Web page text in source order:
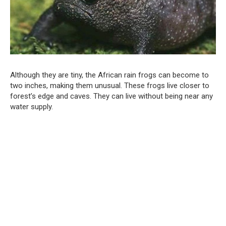
Although they are tiny, the African rain frogs can become to
two inches, making them unusual. These frogs live closer to
forest’s edge and caves. They can live without being near any
water supply.